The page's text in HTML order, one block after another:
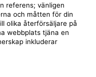
referens; vänligen
och måtten för din
olika återförsäljare på
webbplats tjäna en
inkluderar